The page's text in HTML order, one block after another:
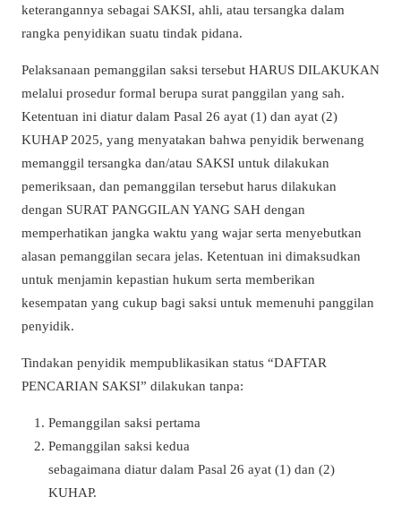
keterangannya sebagai SAKSI, ahli, atau tersangka dalam
rangka penyidikan suatu tindak pidana.
Pelaksanaan pemanggilan saksi tersebut HARUS DILAKUKAN
melalui prosedur formal berupa surat panggilan yang sah.
Ketentuan ini diatur dalam Pasal 26 ayat (1) dan ayat (2)
KUHAP 2025, yang menyatakan bahwa penyidik berwenang
memanggil tersangka dan/atau SAKSI untuk dilakukan
pemeriksaan, dan pemanggilan tersebut harus dilakukan
dengan SURAT PANGGILAN YANG SAH dengan
memperhatikan jangka waktu yang wajar serta menyebutkan
alasan pemanggilan secara jelas. Ketentuan ini dimaksudkan
untuk menjamin kepastian hukum serta memberikan
kesempatan yang cukup bagi saksi untuk memenuhi panggilan
penyidik.
Tindakan penyidik mempublikasikan status “DAFTAR
PENCARIAN SAKSI” dilakukan tanpa:
Pemanggilan saksi pertama
Pemanggilan saksi kedua
sebagaimana diatur dalam Pasal 26 ayat (1) dan (2)
KUHAP.